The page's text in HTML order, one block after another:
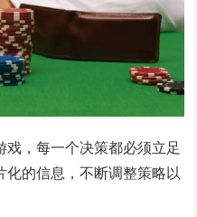
，每一个决策都必须立足
的信息，不断调整策略以